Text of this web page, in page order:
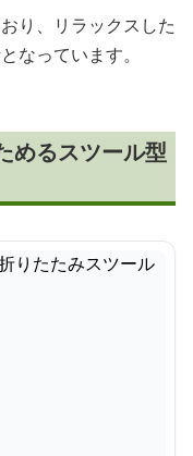
り、リラックスした
なっています。
めるスツール型